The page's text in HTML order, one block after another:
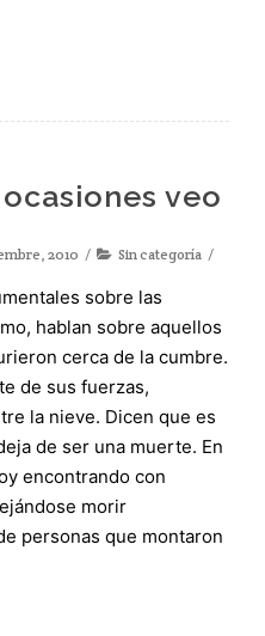
veo
2010
Sin categoría
sobre las
hablan sobre aquellos
cerca de la cumbre.
de sus fuerzas,
la nieve. Dicen que es
de ser una muerte. En
encontrando con
morir
personas que montaron